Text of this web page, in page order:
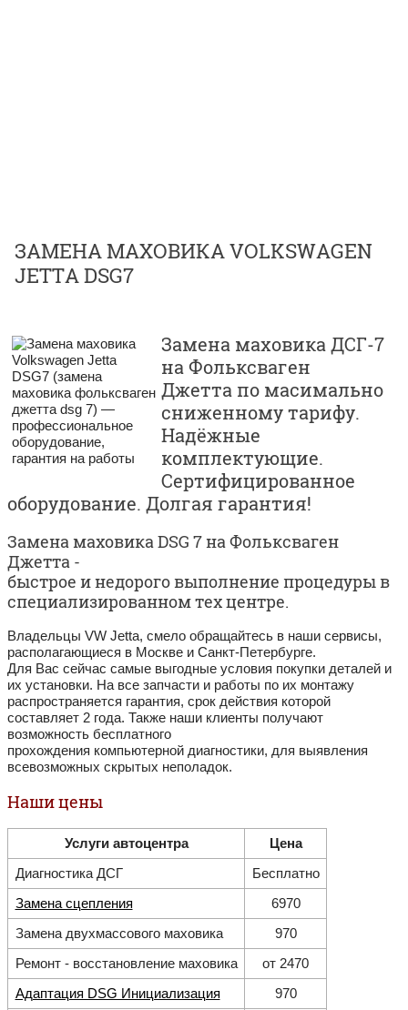
ЗАМЕНА МАХОВИКА VOLKSWAGEN
JETTA DSG7
Замена маховика ДСГ-7
на Фольксваген
Джетта по масимально
сниженному тарифу.
Надёжные
комплектующие.
Сертифицированное
оборудование. Долгая гарантия!
Замена маховика DSG 7 на Фольксваген
Джетта -
быстрое и недорого выполнение процедуры в
специализированном тех центре.
Владельцы VW Jetta, смело обращайтесь в наши сервисы,
располагающиеся в Москве и Санкт-Петербурге.
Для Вас сейчас самые выгодные условия покупки деталей и
их установки. На все запчасти и работы по их монтажу
распространяется гарантия, срок действия которой
составляет 2 года. Также наши клиенты получают
возможность бесплатного
прохождения компьютерной диагностики, для выявления
всевозможных скрытых неполадок.
Наши цены
Услуги автоцентра
Цена
Диагностика ДСГ
Бесплатно
Замена сцепления
6970
Замена двухмассового маховика
970
Ремонт - восстановление маховика
от 2470
Адаптация DSG Инициализация
970